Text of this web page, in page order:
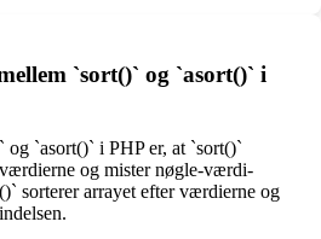
`sort()` og `asort()` i
`asort()` i PHP er, at `sort()`
og mister nøgle-værdi-
sorterer arrayet efter værdierne og